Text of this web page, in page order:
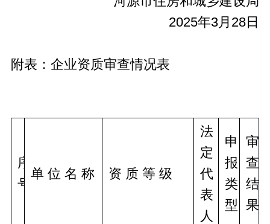
2025年3月28日
附表：企业资质审查情况表
序
号
单 位 名 称 资 质 等 级
法
定
代
表
人
申
报
类
型
审
查
结
果